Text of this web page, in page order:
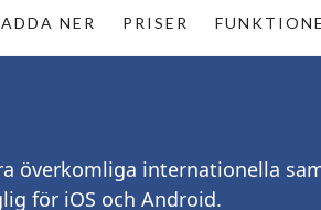
NER PRISER
överkomliga internationella
för iOS och Android.